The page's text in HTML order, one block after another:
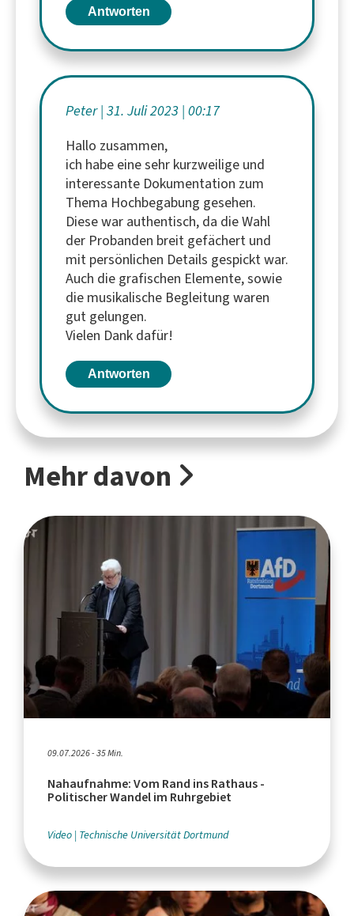
Antworten
Peter 31. Juli 2023 00:17
Hallo zusammen,
ich habe eine sehr kurzweilige und
interessante Dokumentation zum
Thema Hochbegabung gesehen.
Diese war authentisch, da die Wahl
der Probanden breit gefächert und
mit persönlichen Details gespickt war.
Auch die grafischen Elemente, sowie
die musikalische Begleitung waren
gut gelungen.
Vielen Dank dafür!
Antworten
Mehr davon
09.07.2026 - 35 Min.
Nahaufnahme: Vom Rand ins Rathaus -
Politischer Wandel im Ruhrgebiet
Video Technische Universität Dortmund